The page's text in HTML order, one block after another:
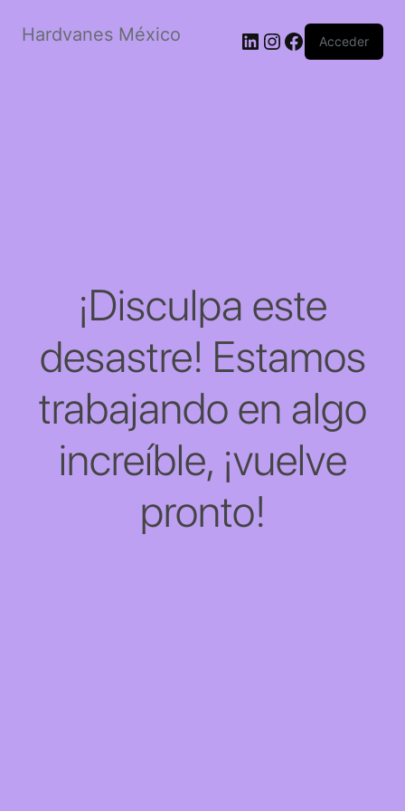
Hardvanes México LinkedIn
Instagram
Facebook
Acceder
¡Disculpa este
desastre! Estamos
trabajando en algo
increíble, ¡vuelve
pronto!